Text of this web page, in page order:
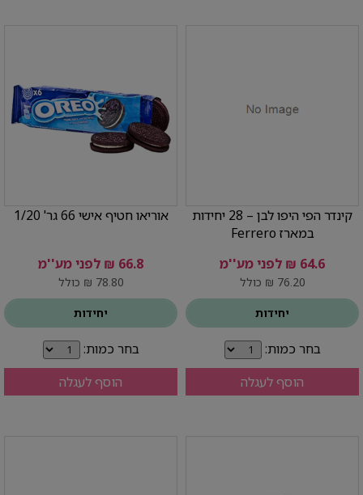
קינדר הפי היפו לבן – 28 יחידות
במארז Ferrero
64.6 ₪ לפני מע''מ
76.20 ₪ כולל
יחידות
בחר כמות:
הוסף לעגלה
אוריאו חטיף אישי 66 גר' 1/20
66.8 ₪ לפני מע''מ
78.80 ₪ כולל
יחידות
בחר כמות:
הוסף לעגלה